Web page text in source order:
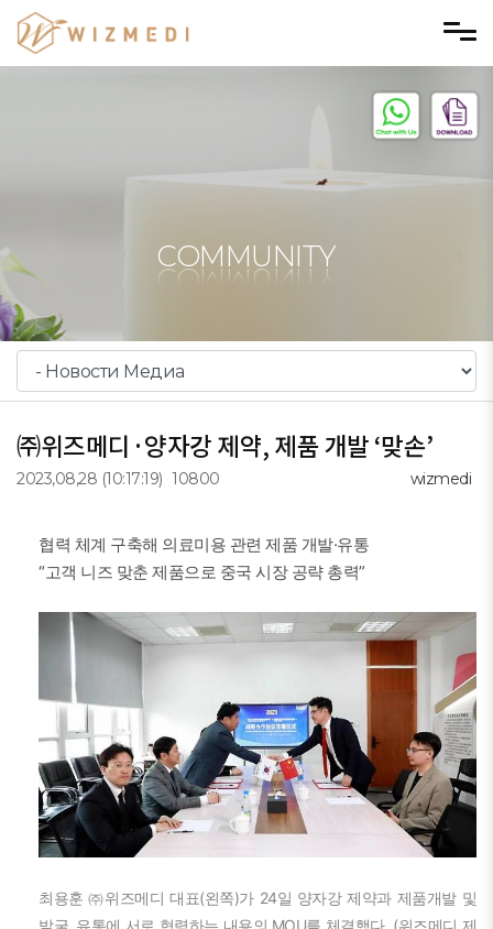
Skip to menu
COMMUNITY
㈜위즈메디·양자강 제약, 제품 개발 ‘맞손’
wizmedi
2023,08,28 (10:17:19) 10800
협력 체계 구축해 의료미용 관련 제품 개발·유통
“고객 니즈 맞춘 제품으로 중국 시장 공략 총력”
최용훈 ㈜위즈메디 대표(왼쪽)가 24일 양자강 제약과 제품개발 및